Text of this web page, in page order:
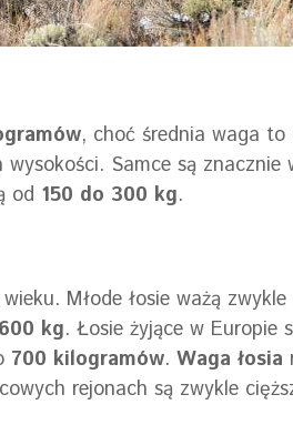
, choć średnia waga to
Samce są
od 150 do 300 kg.
Młode łosie ważą zwykle
600 kg. Łosie żyjące w Europie
700 kilogramów. Waga łosia
rejonach są zwykle